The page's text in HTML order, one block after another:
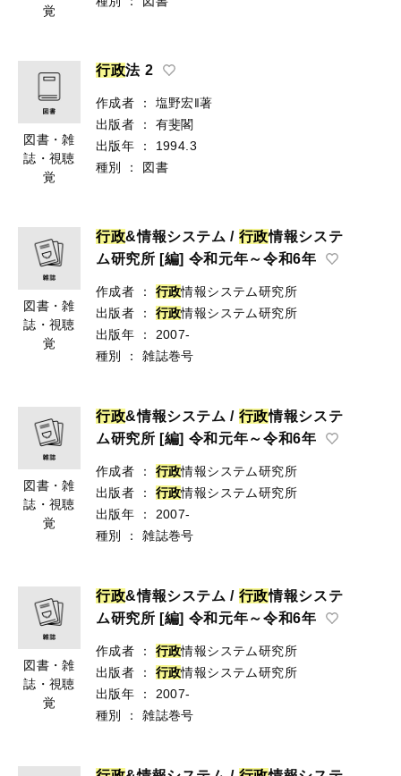
覚
図書・雑
誌・視聴
覚
行政法 2
作成者 ：
塩野宏‖著
出版者
：
有斐閣
出版年
：
1994.3
種別
： 図書
図書・雑
誌・視聴
覚
行政&情報システム / 行政情報システ
ム研究所 [編] 令和元年～令和6年
作成者 ： 行政情報システム研究所
出版者
： 行政情報システム研究所
出版年
：
2007-
種別
： 雑誌巻号
図書・雑
誌・視聴
覚
行政&情報システム / 行政情報システ
ム研究所 [編] 令和元年～令和6年
作成者 ： 行政情報システム研究所
出版者
： 行政情報システム研究所
出版年
：
2007-
種別
： 雑誌巻号
図書・雑
誌・視聴
覚
行政&情報システム / 行政情報システ
ム研究所 [編] 令和元年～令和6年
作成者 ： 行政情報システム研究所
出版者
： 行政情報システム研究所
出版年
：
2007-
種別
： 雑誌巻号